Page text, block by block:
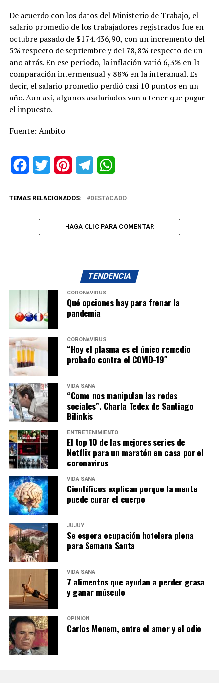
De acuerdo con los datos del Ministerio de Trabajo, el
salario promedio de los trabajadores registrados fue en
octubre pasado de $174.436,90, con un incremento del
5% respecto de septiembre y del 78,8% respecto de un
año atrás. En ese período, la inflación varió 6,3% en la
comparación intermensual y 88% en la interanual. Es
decir, el salario promedio perdió casi 10 puntos en un
año. Aun así, algunos asalariados van a tener que pagar
el impuesto.
Fuente: Ambito
FacebookTwitter PinterestTelegram
TEMAS RELACIONADOS: DESTACADO
HAGA CLIC PARA COMENTAR
TENDENCIA
CORONAVIRUS
Qué opciones hay para frenar la
pandemia
CORONAVIRUS
“Hoy el plasma es el único remedio
probado contra el COVID-19″
VIDA SANA
“Como nos manipulan las redes
sociales”. Charla Tedex de Santiago
Bilinkis
ENTRETENIMIENTO
El top 10 de las mejores series de
Netflix para un maratón en casa por el
coronavirus
VIDA SANA
Científicos explican porque la mente
puede curar el cuerpo
JUJUY
Se espera ocupación hotelera plena
para Semana Santa
VIDA SANA
7 alimentos que ayudan a perder grasa
y ganar músculo
OPINIÓN
Carlos Menem, entre el amor y el odio